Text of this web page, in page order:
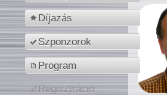
Díjazás
Szponzorok
Program
Regisztráció